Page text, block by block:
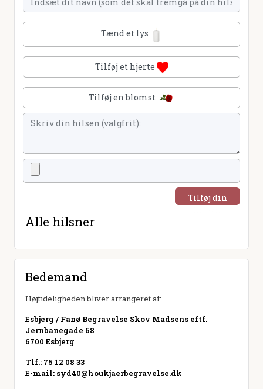
Tænd et lys
Tilføj et hjerte
Tilføj en blomst
Tilføj din
Alle hilsner
Bedemand
Højtideligheden bliver arrangeret af:
Esbjerg / Fanø Begravelse Skov Madsens eftf.
Jernbanegade 68
6700 Esbjerg
Tlf.: 75 12 08 33
E-mail: syd40@houkjaerbegravelse.dk